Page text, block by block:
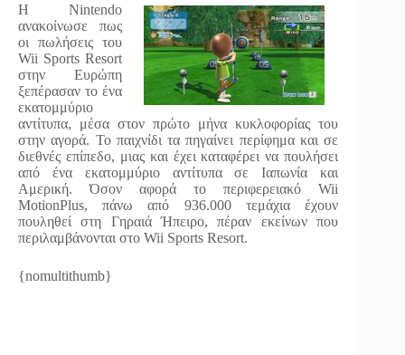
Η Nintendo
ανακοίνωσε πως
οι πωλήσεις του
Wii Sports Resort
στην Ευρώπη
ξεπέρασαν το ένα
εκατομμύριο
αντίτυπα, μέσα στον πρώτο μήνα κυκλοφορίας του
στην αγορά. Το παιχνίδι τα πηγαίνει περίφημα και σε
διεθνές επίπεδο, μιας και έχει καταφέρει να πουλήσει
από ένα εκατομμύριο αντίτυπα σε Ιαπωνία και
Αμερική. Όσον αφορά το περιφερειακό Wii
MotionPlus, πάνω από 936.000 τεμάχια έχουν
πουληθεί στη Γηραιά Ήπειρο, πέραν εκείνων που
περιλαμβάνονται στο Wii Sports Resort.
{nomultithumb}